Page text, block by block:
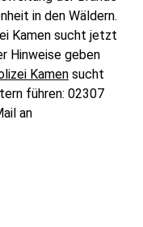
in den Wäldern.
Kamen sucht jetzt
Hinweise geben
Kamen sucht
führen: 02307
an